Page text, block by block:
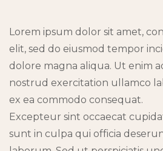
Lorem ipsum dolor sit amet,
elit, sed do eiusmod tempor
dolore magna aliqua. Ut enim
nostrud exercitation ullamco
ex ea commodo consequat.
Excepteur sint occaecat
sunt in culpa qui officia